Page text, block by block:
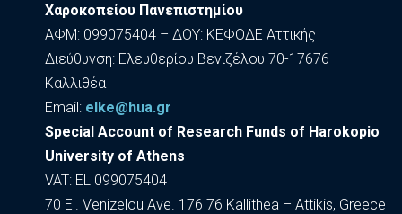
Χαροκοπείου Πανεπιστημίου
ΑΦΜ: 099075404 – ΔΟΥ: ΚΕΦΟΔΕ Αττικής
Διεύθυνση: Ελευθερίου Βενιζέλου 70-17676 –
Καλλιθέα
Εmail: elke@hua.gr
Special Account of Research Funds of Harokopio
University of Athens
VAT: EL 099075404
70 El. Venizelou Ave. 176 76 Kallithea – Attikis, Greece